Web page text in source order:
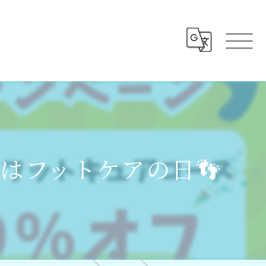
フットケアの日👣